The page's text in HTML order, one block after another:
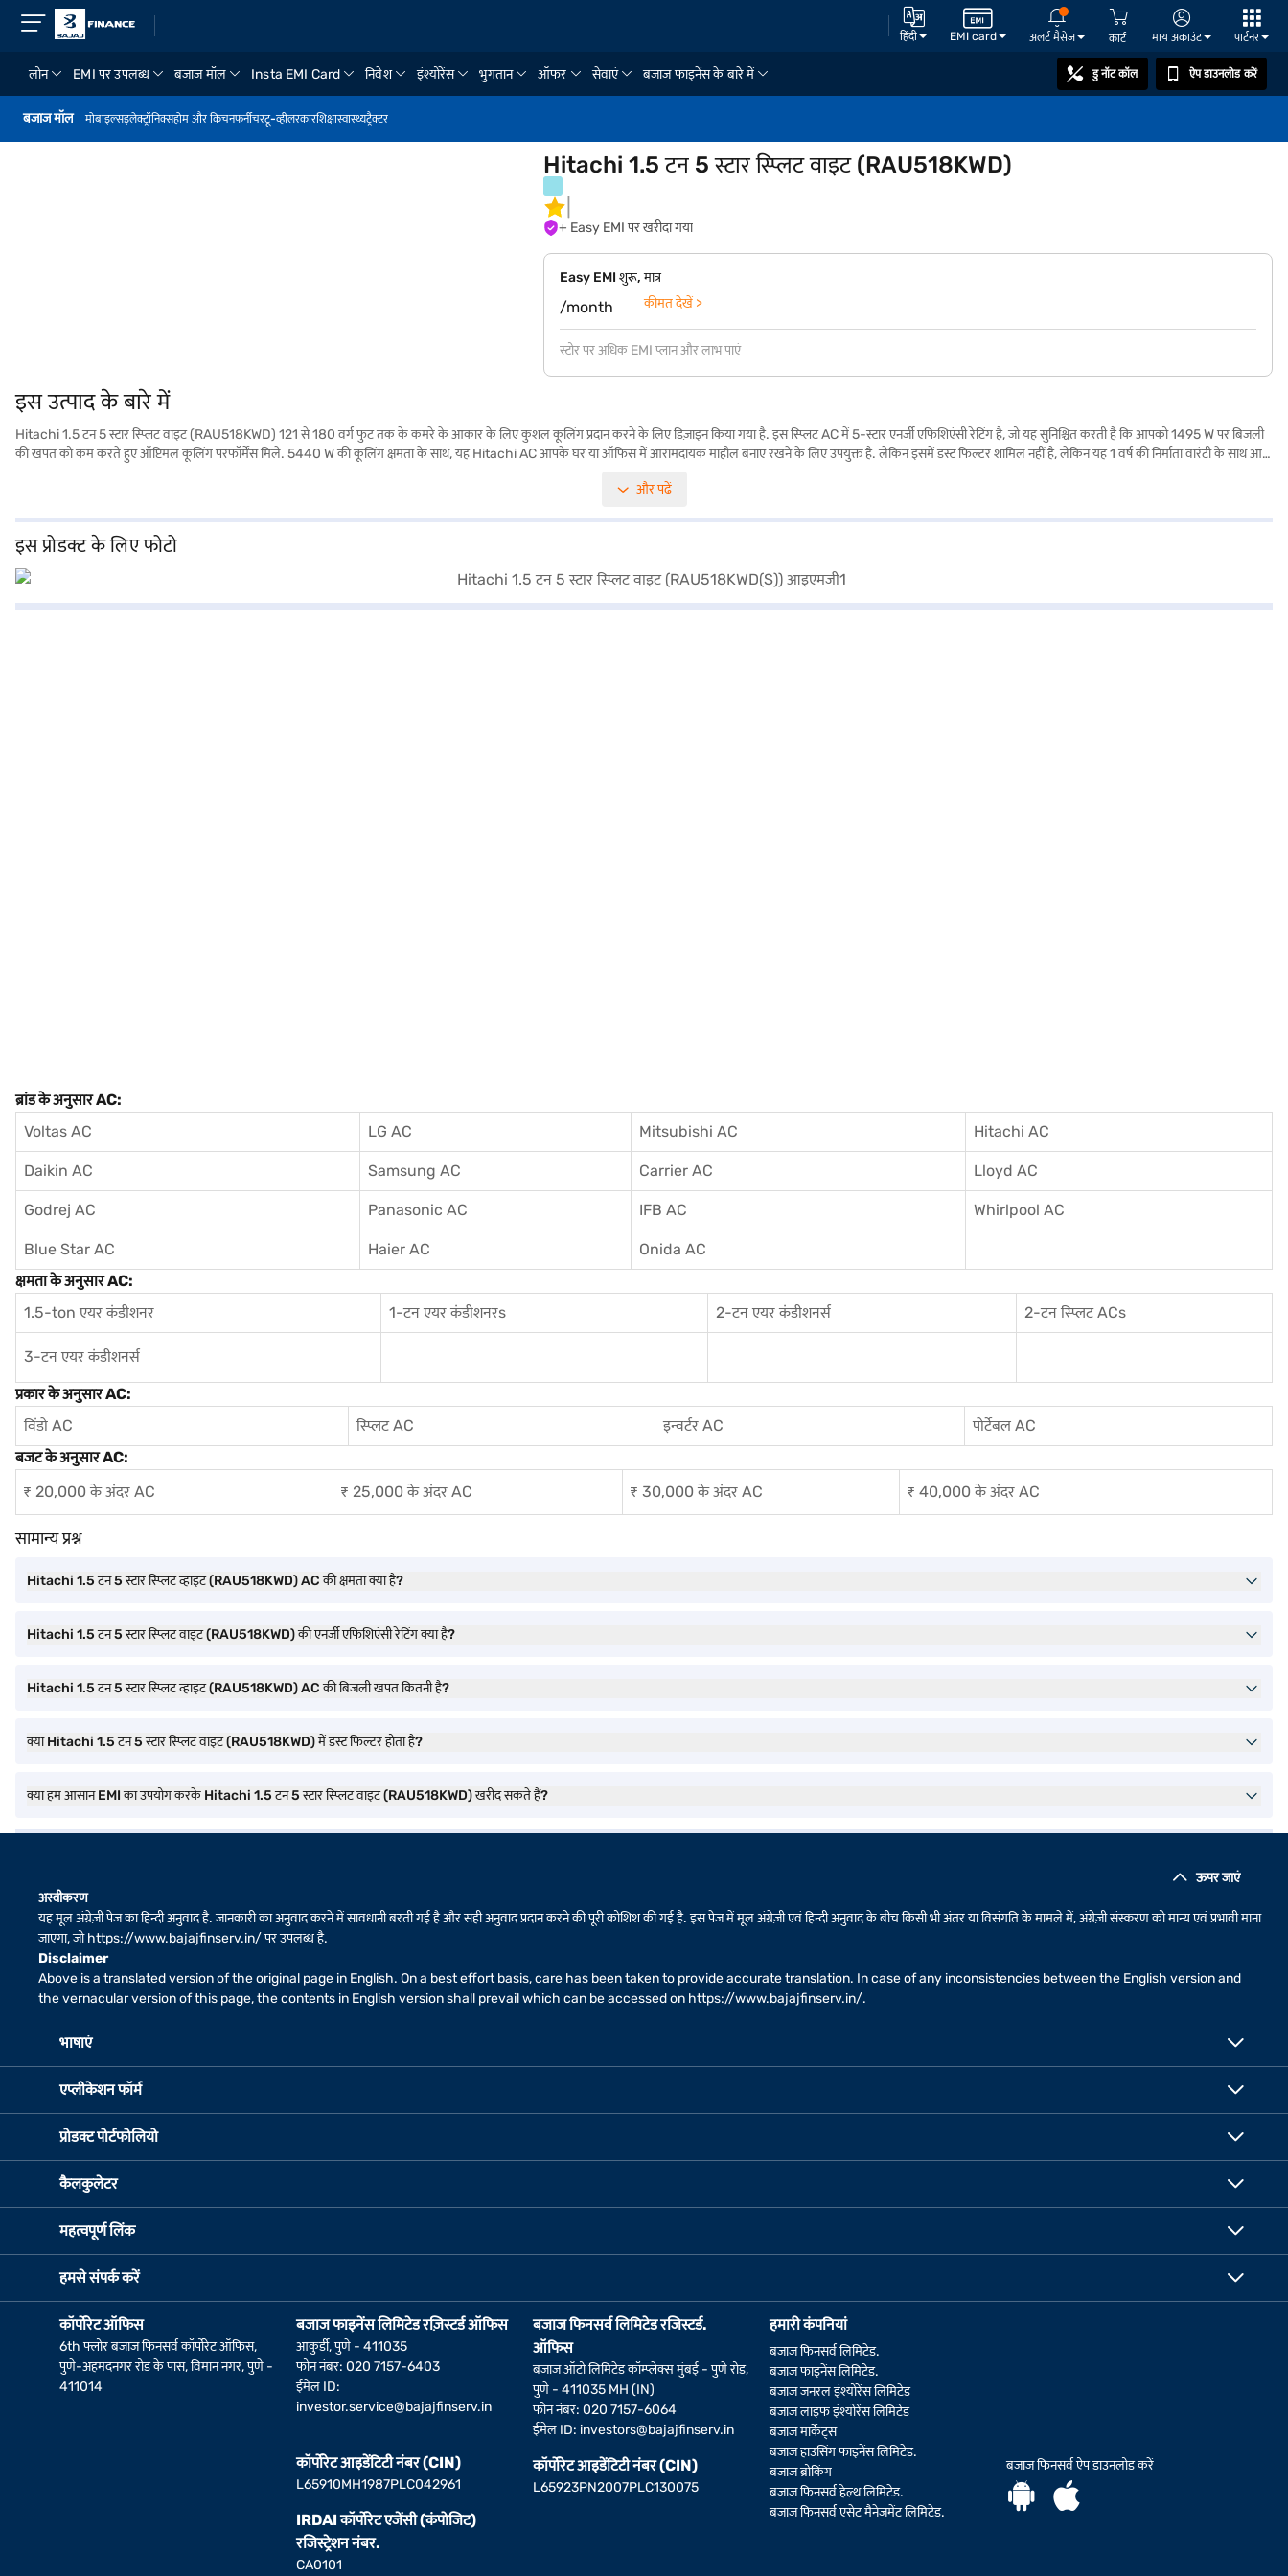
हिंदी EMI card अलर्ट मैसेज कार्ट माय अकाउंट पार्टनर
लोन EMI पर उपलब्ध बजाज मॉल Insta EMI Card निवेश इंश्योरेंस भुगतान ऑफर सेवाएं बजाज फाइनेंस के बारे में डु नॉट कॉल ऐप डाउनलोड करें
बजाज मॉल मोबाइल्सइलेक्ट्रॉनिक्सहोम और किचनफर्नीचरटू-व्हीलरकारशिक्षास्वास्थ्यट्रैक्टर
Hitachi 1.5 टन 5 स्टार स्प्लिट वाइट (RAU518KWD)
+ Easy EMI पर खरीदा गया
Easy EMI शुरू, मात्र
/month कीमत देखें >
स्टोर पर अधिक EMI प्लान और लाभ पाएं
इस उत्पाद के बारे में
Hitachi 1.5 टन 5 स्टार स्प्लिट वाइट (RAU518KWD) 121 से 180 वर्ग फुट तक के कमरे के आकार के लिए कुशल कूलिंग प्रदान करने के लिए डिज़ाइन किया गया है. इस स्प्लिट AC में 5-स्टार एनर्जी एफिशिएंसी रेटिंग है, जो यह सुनिश्चित करती है कि आपको 1495 W पर बिजली
की खपत को कम करते हुए ऑप्टिमल कूलिंग परफॉर्मेंस मिले. 5440 W की कूलिंग क्षमता के साथ, यह Hitachi AC आपके घर या ऑफिस में आरामदायक माहौल बनाए रखने के लिए उपयुक्त है. लेकिन इसमें डस्ट फिल्टर शामिल नहीं है, लेकिन यह 1 वर्ष की निर्माता वारंटी के साथ आता
और पढ़ें
इस प्रोडक्ट के लिए फोटो
ब्रांड के अनुसार AC:
Voltas AC
LG AC Mitsubishi AC Hitachi AC
Daikin AC Samsung AC Carrier AC Lloyd AC
Godrej AC Panasonic AC IFB AC Whirlpool AC
Blue Star AC Haier AC
Onida AC
क्षमता के अनुसार AC:
1.5-ton एयर कंडीशनर
1-टन एयर कंडीशनरs 2-टन एयर कंडीशनर्स 2-टन स्प्लिट ACs
3-टन एयर कंडीशनर्स
प्रकार के अनुसार AC:
विंडो AC
स्प्लिट AC इन्वर्टर AC
पोर्टेबल AC
बजट के अनुसार AC:
₹ 20,000 के अंदर AC
₹ 25,000 के अंदर AC ₹ 30,000 के अंदर AC ₹ 40,000 के अंदर AC
सामान्य प्रश्न
Hitachi 1.5 टन 5 स्टार स्प्लिट व्हाइट (RAU518KWD) AC की क्षमता क्या है?
Hitachi 1.5 टन 5 स्टार स्प्लिट वाइट (RAU518KWD) की एनर्जी एफिशिएंसी रेटिंग क्या है?
Hitachi 1.5 टन 5 स्टार स्प्लिट व्हाइट (RAU518KWD) AC की बिजली खपत कितनी है?
क्या Hitachi 1.5 टन 5 स्टार स्प्लिट वाइट (RAU518KWD) में डस्ट फिल्टर होता है?
क्या हम आसान EMI का उपयोग करके Hitachi 1.5 टन 5 स्टार स्प्लिट वाइट (RAU518KWD) खरीद सकते हैं?
ऊपर जाएं
अस्वीकरण
यह मूल अंग्रेज़ी पेज का हिन्दी अनुवाद है. जानकारी का अनुवाद करने में सावधानी बरती गई है और सही अनुवाद प्रदान करने की पूरी कोशिश की गई है. इस पेज में मूल अंग्रेज़ी एवं हिन्दी अनुवाद के बीच किसी भी अंतर या विसंगति के मामले में, अंग्रेज़ी संस्करण को मान्य एवं प्रभावी माना
जाएगा, जोhttps://www.bajajfinserv.in/पर उपलब्ध है.
Disclaimer
Above is a translated version of the original page in English. On a best effort basis, care has been taken to provide accurate translation. In case of any inconsistencies between the English version and
the vernacular version of this page, the contents in English version shall prevail which can be accessed on https://www.bajajfinserv.in/.
भाषाएं
एप्लीकेशन फॉर्म
प्रोडक्ट पोर्टफोलियो
कैलकुलेटर
महत्वपूर्ण लिंक
हमसे संपर्क करें
कॉर्पोरेट ऑफिस
6th फ्लोर बजाज फिनसर्व कॉर्पोरेट ऑफिस,
पुणे-अहमदनगर रोड के पास, विमान नगर, पुणे -
411014
बजाज फाइनेंस लिमिटेड रज़िस्टर्ड ऑफिस
आकुर्डी, पुणे - 411035
फोन नंबर: 020 7157-6403
ईमेल ID:
investor.service@bajajfinserv.in
कॉर्पोरेट आइडेंटिटी नंबर (CIN)
L65910MH1987PLC042961
IRDAI कॉर्पोरेट एजेंसी (कंपोजिट)
रजिस्ट्रेशन नंबर.
CA0101
बजाज फिनसर्व लिमिटेड रजिस्टर्ड.
ऑफिस
बजाज ऑटो लिमिटेड कॉम्प्लेक्स मुंबई - पुणे रोड,
पुणे - 411035 MH (IN)
फोन नंबर: 020 7157-6064
ईमेल ID: investors@bajajfinserv.in
कॉर्पोरेट आइडेंटिटी नंबर (CIN)
L65923PN2007PLC130075
हमारी कंपनियां
बजाज फिनसर्व लिमिटेड.
बजाज फाइनेंस लिमिटेड.
बजाज जनरल इंश्योरेंस लिमिटेड
बजाज लाइफ इंश्योरेंस लिमिटेड
बजाज मार्केट्स
बजाज हाउसिंग फाइनेंस लिमिटेड.
बजाज ब्रोकिंग
बजाज फिनसर्व हेल्थ लिमिटेड.
बजाज फिनसर्व एसेट मैनेजमेंट लिमिटेड.
बजाज फिनसर्व ऐप डाउनलोड करें